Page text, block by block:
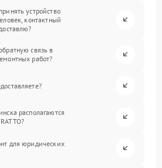
устройство
контактный
связь в
работ?
располагаются
для юридических